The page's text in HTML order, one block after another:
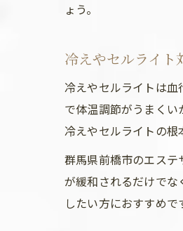
ょう。
冷えやセルライト
冷えやセルライトは血
で体温調節がうまくい
冷えやセルライトの根
群馬県前橋市のエス
が緩和されるだけで
したい方におすすめで